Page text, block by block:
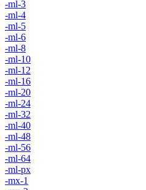
-ml-3
-ml-4
-ml-5
-ml-6
-ml-8
-ml-10
-ml-12
-ml-16
-ml-20
-ml-24
-ml-32
-ml-40
-ml-48
-ml-56
-ml-64
-ml-px
-mx-1